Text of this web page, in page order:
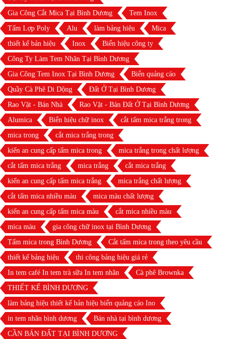
Gia Công Cắt Mica Tại Bình Dương
Tem Inox
Tấm Lợp Poly
Alu làm bảng hiệu
Mica
thiết kế bản hiệu
Inox
Biển hiệu công ty
Công Ty Làm Tem Nhãn Tại Bình Dương
Gia Công Tem Inox Tại Bình Dương
Biển quảng cáo
Quầy Cà Phê Di Dộng
Đất Ở Tại Bình Dương
Rao Vặt - Bán Nhà
Rao Vặt - Bán Đất Ở Tại Bình Dương
Alumica
Biển hiệu chữ inox
cắt tấm mica trắng trong
mica trong
cắt mica trắng trong
kiến an cung cấp tấm mica trong
mica trắng trong chất lượng
cắt tấm mica trắng
mica trắng
cắt mica trắng
kiến an cung cấp tấm mica trắng
mica trắng chất lượng
cắt tấm mica nhiều màu
mica màu chất lượng
kiến an cung cấp tấm mica màu
cắt mica nhiều màu
mica màu
gia công chữ inox tại Bình Dương
Tấm mica trong Bình Dương
Cắt tấm mica trong theo yêu cầu
thiết kế bảng hiệu
thi công bảng hiệu giá rẻ
In tem café In tem trà sữa In tem nhãn
Cà phê Brownka
THIẾT KẾ BÌNH DƯƠNG
làm bảng hiệu thiết kế bản hiệu biển quảng cáo Ino
in tem nhãn bình dương
Bán nhà tại bình dương
CẦN BÁN ĐẤT TẠI BÌNH DƯƠNG